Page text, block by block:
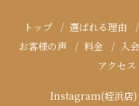
トップ 選ばれる理由
お客様の声
料金 入
アクセス
Instagram(姪浜店)